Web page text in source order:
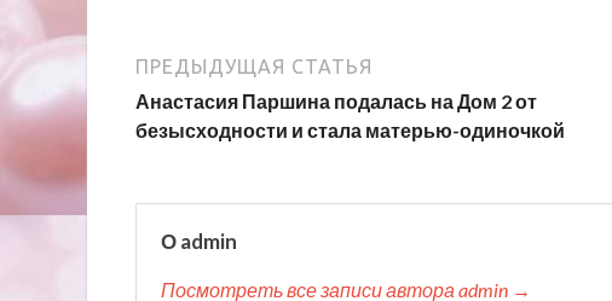
ПРЕДЫДУЩАЯ СТАТЬЯ
Анастасия Паршина подалась на Дом 2 от
безысходности и стала матерью-одиночкой
О admin
Посмотреть все записи автора admin →